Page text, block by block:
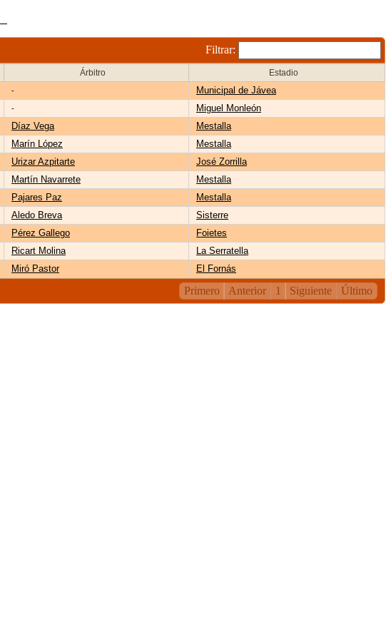
Filtrar:
Árbitro Estadio
- Municipal de Jávea
- Miguel Monleón
Díaz Vega Mestalla
Marín López Mestalla
Urizar Azpitarte José Zorrilla
Martín Navarrete Mestalla
Pajares Paz Mestalla
Aledo Breva Sisterre
Pérez Gallego Foietes
Ricart Molina La Serratella
Miró Pastor El Fornás
Primero Anterior 1 Siguiente Último